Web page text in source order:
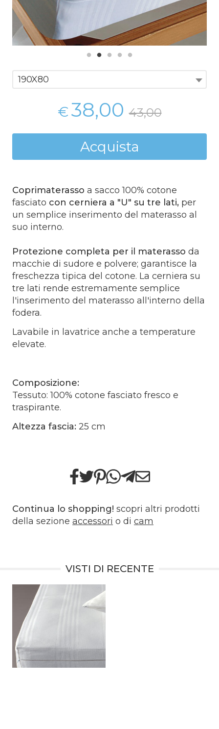
190X80
€ 38,00 43,00
Acquista
Coprimaterasso a sacco 100% cotone
fasciato con cerniera a "U" su tre lati, per
un semplice inserimento del materasso al
suo interno.
Protezione completa per il materasso da
macchie di sudore e polvere; garantisce la
freschezza tipica del cotone. La cerniera su
tre lati rende estremamente semplice
l'inserimento del materasso all'interno della
fodera.
Lavabile in lavatrice anche a temperature
elevate.
Composizione:
Tessuto: 100% cotone fasciato fresco e
traspirante.
Altezza fascia: 25 cm
Continua lo shopping! scopri altri prodotti
della sezione accessori o di cam
VISTI DI RECENTE